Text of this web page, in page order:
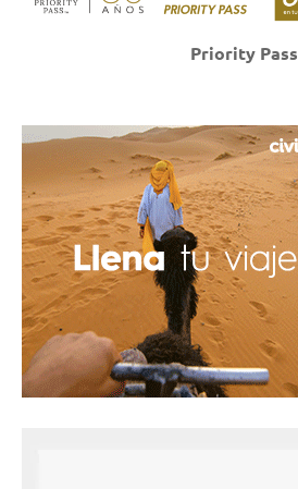
Priority Pass